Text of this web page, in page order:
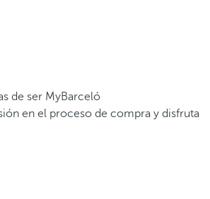
de ser MyBarceló
en el proceso de compra y disfruta